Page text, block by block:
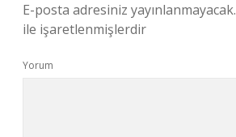
E-posta adresiniz yayınlanmayacak.
ile işaretlenmişlerdir
Yorum